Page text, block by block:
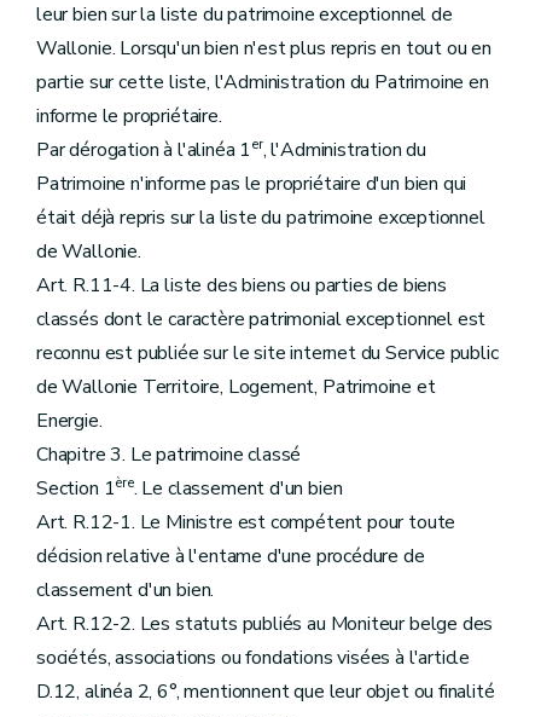
leur bien sur la liste du patrimoine exceptionnel de
Wallonie. Lorsqu'un bien n'est plus repris en tout ou en
partie sur cette liste, l'Administration du Patrimoine en
informe le propriétaire.
Par dérogation à l'alinéa 1er, l'Administration du
Patrimoine n'informe pas le propriétaire d'un bien qui
était déjà repris sur la liste du patrimoine exceptionnel
de Wallonie.
Art. R.11-4. La liste des biens ou parties de biens
classés dont le caractère patrimonial exceptionnel est
reconnu est publiée sur le site internet du Service public
de Wallonie Territoire, Logement, Patrimoine et
Energie.
Chapitre 3. Le patrimoine classé
Section 1ère. Le classement d'un bien
Art. R.12-1. Le Ministre est compétent pour toute
décision relative à l'entame d'une procédure de
classement d'un bien.
Art. R.12-2. Les statuts publiés au Moniteur belge des
sociétés, associations ou fondations visées à l'article
D.12, alinéa 2, 6°, mentionnent que leur objet ou finalité